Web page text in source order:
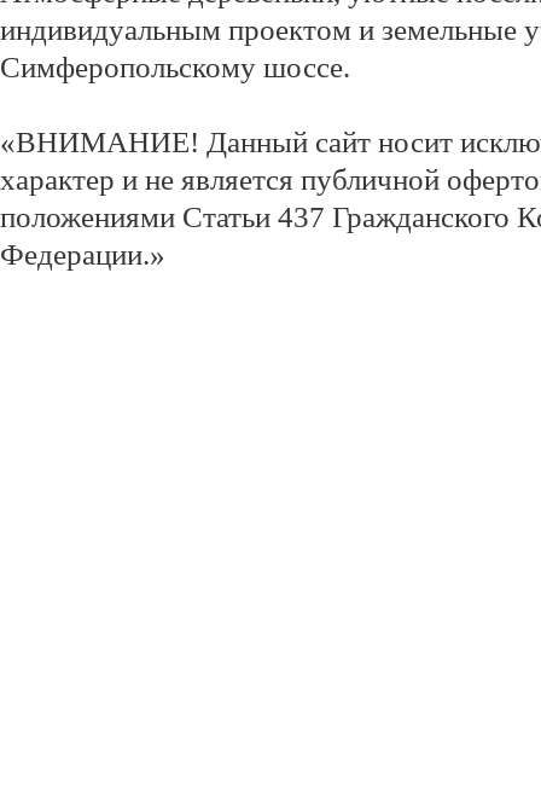
индивидуальным проектом и земельные
Симферопольскому шоссе.
«ВНИМАНИЕ! Данный сайт носит
характер и не является публичной
положениями Статьи 437 Гражданского
Федерации.»